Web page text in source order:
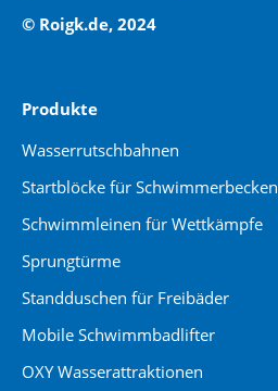
© Roigk.de, 2024
Produkte
Wasserrutschbahnen
Startblöcke für Schwimmerbecken
Schwimmleinen für Wettkämpfe
Sprungtürme
Standduschen für Freibäder
Mobile Schwimmbadlifter
OXY Wasserattraktionen